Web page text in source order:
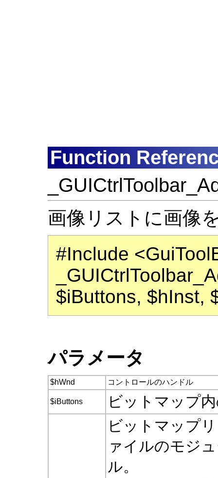
Function
画像リストに画像
#Include
$iButtons, $hInst,
パラメータ
$hWnd コントロールのハンドル
$iButtons ビットマップ
ビットマップ
ァイルのモジ
ル。